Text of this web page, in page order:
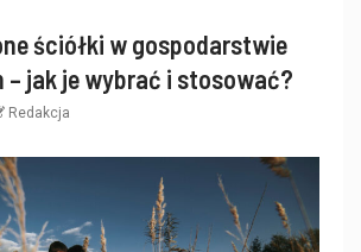
ściółki w gospodarstwie
– jak je wybrać i stosować?
Redakcja